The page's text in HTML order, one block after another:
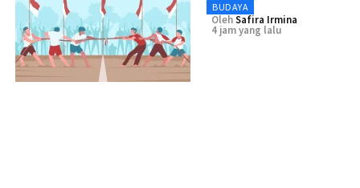
BUDAYA
OlehSafira Irmina
4 jam yang lalu